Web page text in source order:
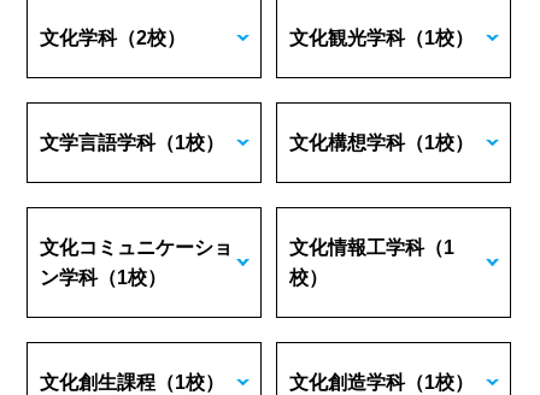
文化学科（2校） 文化観光学科（1校）
文学言語学科（1校） 文化構想学科（1校）
文化コミュニケーショ
ン学科（1校）
文化情報工学科（1
校）
文化創生課程 （1校） 文化創造学科（1校）